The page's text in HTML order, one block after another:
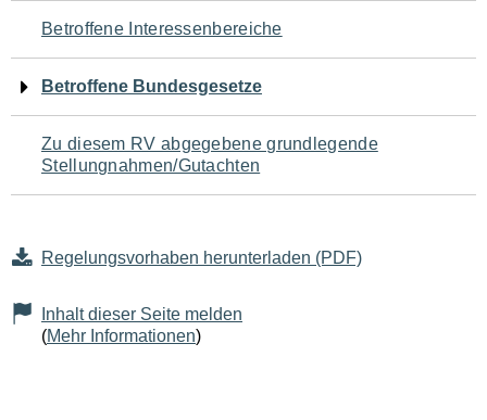
Seiteninhalt
Betroffene Interessenbereiche
Betroffene Bundesgesetze
Zu diesem RV abgegebene grundlegende
Stellungnahmen/Gutachten
Regelungsvorhaben herunterladen (PDF)
Inhalt dieser Seite melden
(Mehr Informationen)